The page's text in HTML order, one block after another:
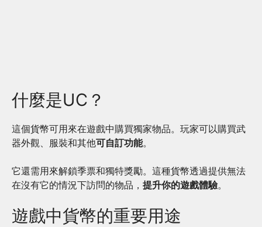
什麼是UC？
這個貨幣可用來在遊戲中購買獨家物品。玩家可以購買武
器外觀、服裝和其他可自訂功能。
它還需用來解鎖季票和獨特獎勵。這種貨幣透過提供無法
在沒有它的情況下訪問的物品， 提升你的遊戲體驗。
遊戲中貨幣的重要用途